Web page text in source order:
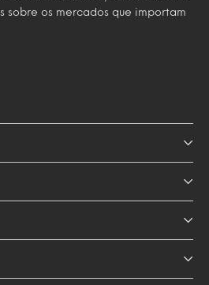
sobre os mercados que importam